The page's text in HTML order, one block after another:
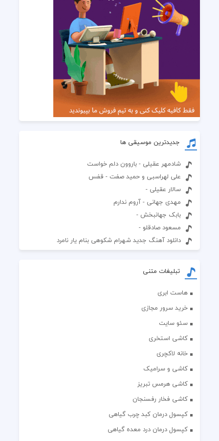
جدیدترین موسیقی ها
شادمهر عقیلی - باروون دلم خواست
علی لهراسبی و حمید صفت - قفس
سالار عقیلی -
مهدی جهانی - آروم ندارم
بابک جهانبخش -
مسعود صادقلو -
دانلود آهنگ جدید شهرام شکوهی بنام یار نامرد
تبلیغات متنی
هاست ابری
خرید سرور مجازی
سئو سایت
کاشی استخری
خانه لاکچری
کاشی و سرامیک
کاشی هرمس تبریز
کاشی فخار رفسنجان
کپسول درمان کبد چرب گیاهی
کپسول درمان درد معده گیاهی